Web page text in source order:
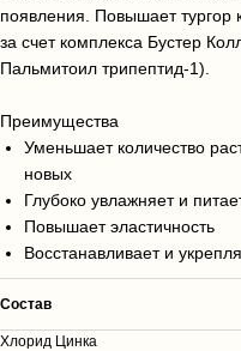
появления. Повышает тургор
за счет комплекса Бустер
Пальмитоил трипептид-1).
Преимущества
Уменьшает количество
новых
Глубоко увлажняет и
Повышает эластичность
Восстанавливает и
Cостав
Хлорид Цинка